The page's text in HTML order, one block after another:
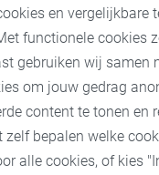
Garcia truien
cookies
en vergelijkbare
functionele cookies
gebruiken wij samen
om jouw gedrag
content te tonen en
zelf bepalen welke
alle cookies, of kies